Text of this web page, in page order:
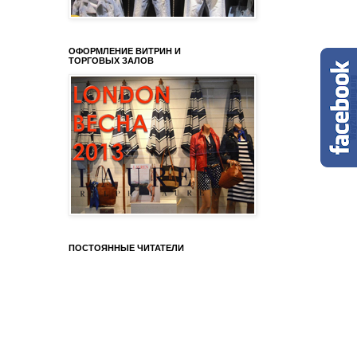
ОФОРМЛЕНИЕ ВИТРИН И
ТОРГОВЫХ ЗАЛОВ
ПОСТОЯННЫЕ ЧИТАТЕЛИ